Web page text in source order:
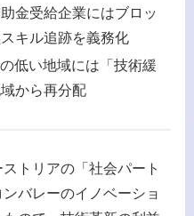
助金受給企業にはブロッ
キル追跡を義務化
の低い地域には「技術緩
から再分配
トリアの「社会パート
バレーのイノベーショ